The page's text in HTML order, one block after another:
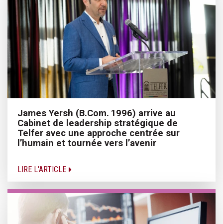
James Yersh (B.Com. 1996) arrive au
Cabinet de leadership stratégique de
Telfer avec une approche centrée sur
l’humain et tournée vers l’avenir
LIRE L'ARTICLE